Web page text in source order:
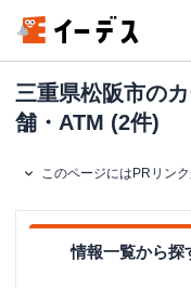
三重県松阪市の
舗・ATM (2件)
このページにはPRリン
情報一覧から探